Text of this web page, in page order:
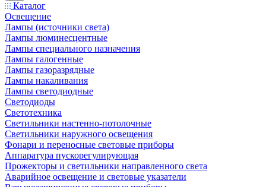
Каталог
Освещение
Лампы (источники света)
Лампы люминесцентные
Лампы специального назначения
Лампы галогенные
Лампы газоразрядные
Лампы накаливания
Лампы светодиодные
Светодиоды
Светотехника
Светильники настенно-потолочные
Светильники наружного освещения
Фонари и переносные световые приборы
Аппаратура пускорегулирующая
Прожекторы и светильники направленного света
Аварийное освещение и световые указатели